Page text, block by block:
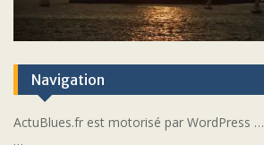
Navigation
ActuBlues.fr est motorisé par WordPress …
…